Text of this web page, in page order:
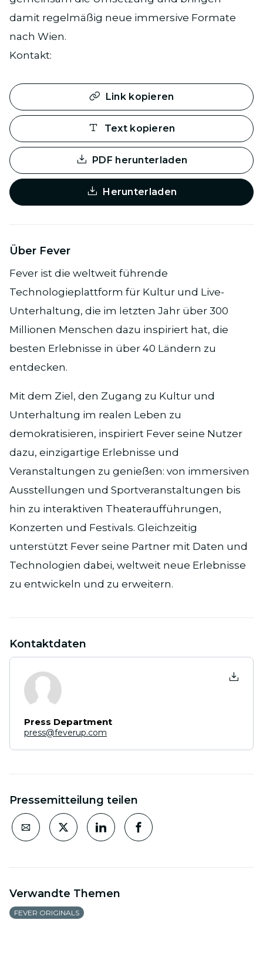
damit regelmäßig neue immersive Formate
nach Wien.
Kontakt:
Link kopieren
Text kopieren
PDF herunterladen
Herunterladen
Über Fever
Fever ist die weltweit führende
Technologieplattform für Kultur und Live-
Unterhaltung, die im letzten Jahr über 300
Millionen Menschen dazu inspiriert hat, die
besten Erlebnisse in über 40 Ländern zu
entdecken.
Mit dem Ziel, den Zugang zu Kultur und
Unterhaltung im realen Leben zu
demokratisieren, inspiriert Fever seine Nutzer
dazu, einzigartige Erlebnisse und
Veranstaltungen zu genießen: von immersiven
Ausstellungen und Sportveranstaltungen bis
hin zu interaktiven Theateraufführungen,
Konzerten und Festivals. Gleichzeitig
unterstützt Fever seine Partner mit Daten und
Technologien dabei, weltweit neue Erlebnisse
zu entwickeln und zu erweitern.
Kontaktdaten
Press Department
press@feverup.com
Pressemitteilung teilen
Verwandte Themen
FEVER ORIGINALS